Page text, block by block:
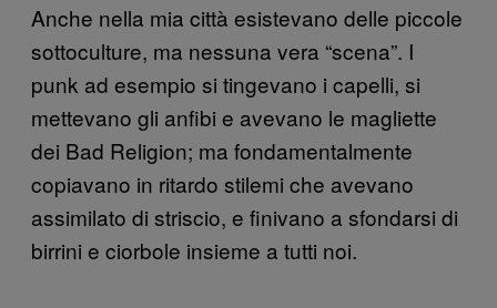
Anche nella mia città esistevano delle piccole
sottoculture, ma nessuna vera “scena”. I
punk ad esempio si tingevano i capelli, si
mettevano gli anfibi e avevano le magliette
dei Bad Religion; ma fondamentalmente
copiavano in ritardo stilemi che avevano
assimilato di striscio, e finivano a sfondarsi di
birrini e ciorbole insieme a tutti noi.